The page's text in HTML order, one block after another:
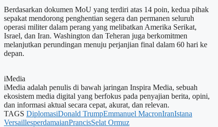
Berdasarkan dokumen MoU yang terdiri atas 14 poin, kedua pihak
sepakat mendorong penghentian segera dan permanen seluruh
operasi militer dalam perang yang melibatkan Amerika Serikat,
Israel, dan Iran. Washington dan Teheran juga berkomitmen
melanjutkan perundingan menuju perjanjian final dalam 60 hari ke
depan.
iMedia
iMedia adalah penulis di bawah jaringan Inspira Media, sebuah
ekosistem media digital yang berfokus pada penyajian berita, opini,
dan informasi aktual secara cepat, akurat, dan relevan.
TAGS DiplomasiDonald TrumpEmmanuel MacronIranIstana
VersaillesperdamaianPrancisSelat Ormuz